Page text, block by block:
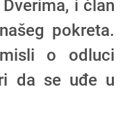
i član
pokreta.
o odluci
da se uđe u